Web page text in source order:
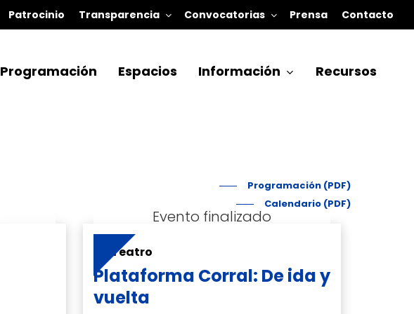
Patrocinio Transparencia Convocatorias Prensa Contacto
Programación Espacios Información Recursos
Programación (PDF)
Calendario (PDF)
Teatro
Plataforma Corral: De ida y
vuelta